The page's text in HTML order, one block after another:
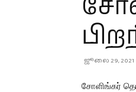
ஜூலை 29, 2021
சோளிங்கர்